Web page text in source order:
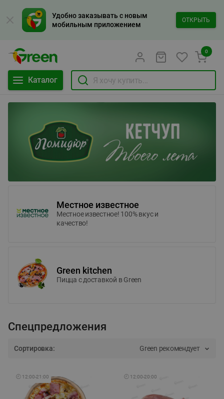
Удобно заказывать с новым
мобильным приложением
ОТКРЫТЬ
Каталог
0
Местное известное
Местное известное! 100% вкус и
качество!
Green kitchen
Пицца c доставкой в Green
Спецпредложения
Сортировка: Green рекомендует
🕘 12:00-21:00 🕘 12:00-20:00